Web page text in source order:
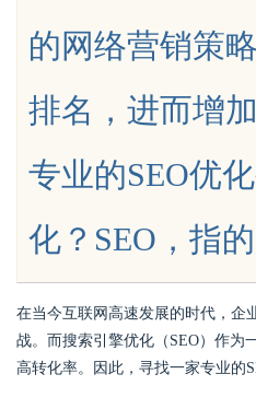
uz
的网络营销策
排名，进而增
专业的SEO优
化？SEO，指
在当今互联网高速发展的时代，企
战。而搜索引擎优化（SEO）作为
高转化率。因此，寻找一家专业的